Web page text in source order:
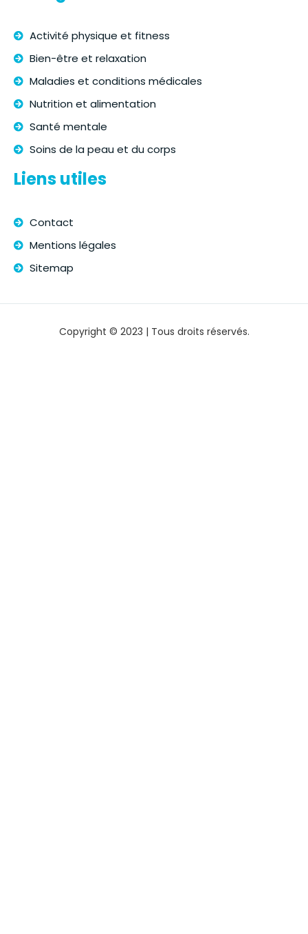
Activité physique et fitness
Bien-être et relaxation
Maladies et conditions médicales
Nutrition et alimentation
Santé mentale
Soins de la peau et du corps
Liens utiles
Contact
Mentions légales
Sitemap
Copyright © 2023 | Tous droits réservés.